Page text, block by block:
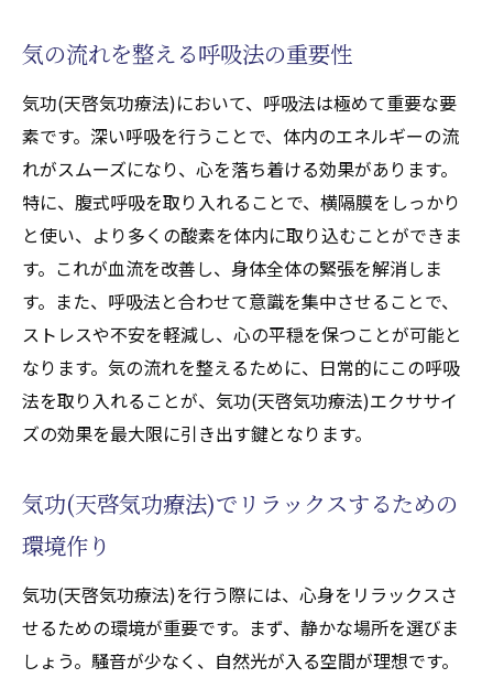
気の流れを整える呼吸法の重要性
気功(天啓気功療法)において、呼吸法は極めて重要な要
素です。深い呼吸を行うことで、体内のエネルギーの流
れがスムーズになり、心を落ち着ける効果があります。
特に、腹式呼吸を取り入れることで、横隔膜をしっかり
と使い、より多くの酸素を体内に取り込むことができま
す。これが血流を改善し、身体全体の緊張を解消しま
す。また、呼吸法と合わせて意識を集中させることで、
ストレスや不安を軽減し、心の平穏を保つことが可能と
なります。気の流れを整えるために、日常的にこの呼吸
法を取り入れることが、気功(天啓気功療法)エクササイ
ズの効果を最大限に引き出す鍵となります。
気功(天啓気功療法)でリラックスするための
環境作り
気功(天啓気功療法)を行う際には、心身をリラックスさ
せるための環境が重要です。まず、静かな場所を選びま
しょう。騒音が少なく、自然光が入る空間が理想です。